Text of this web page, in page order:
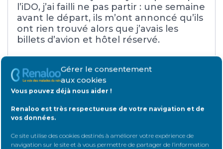
Gérer le consentement
aux cookies
Vous pouvez déjà nous aider !
Renaloo est très respectueuse de votre navigation et de
vos données.
Ce site utilise des cookies destinés à améliorer votre expérience de
navigation sur le site et à vous permettre de partager de l’information
l’iDO, j’ai failli ne pas partir : une semaine
avant le départ, ils m’ont annoncé qu’ils
ont rien trouvé alors que j’avais les
billets d’avion et hôtel réservé.
Je voyage pas mal et, à chaque fois,
j’effectue toutes les démarches tout
seul.
prenneent des vacanciers donc ils ont
l’habitude.